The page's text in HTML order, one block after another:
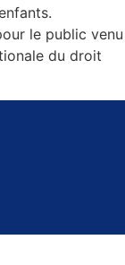
le public venu
du droit